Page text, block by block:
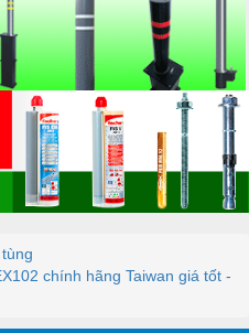
chính hãng Taiwan giá tốt -